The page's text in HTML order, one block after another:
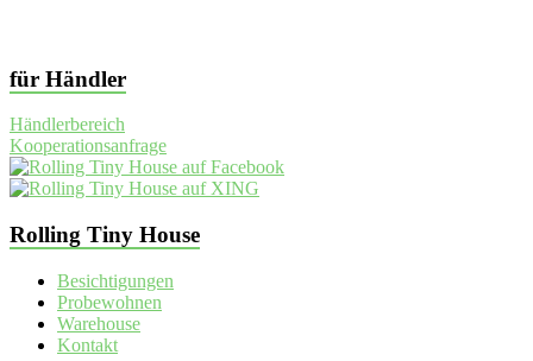
für Händler
Händlerbereich
Kooperationsanfrage
Rolling Tiny House
Besichtigungen
Probewohnen
Warehouse
Kontakt